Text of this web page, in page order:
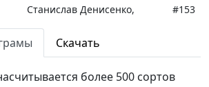
Станислав Денисенко,
инструктор ЗОЖ, член Лиги
здоровья нации
#153
Станислав Денисенко,
Скачать
более 500 сортов